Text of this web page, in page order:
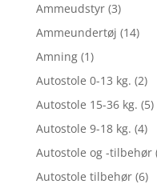
Ammeudstyr (3)
Ammeundertøj (14)
Amning (1)
Autostole 0-13 kg. (2)
Autostole 15-36 kg. (5)
Autostole 9-18 kg. (4)
Autostole og -tilbehør
Autostole tilbehør (6)